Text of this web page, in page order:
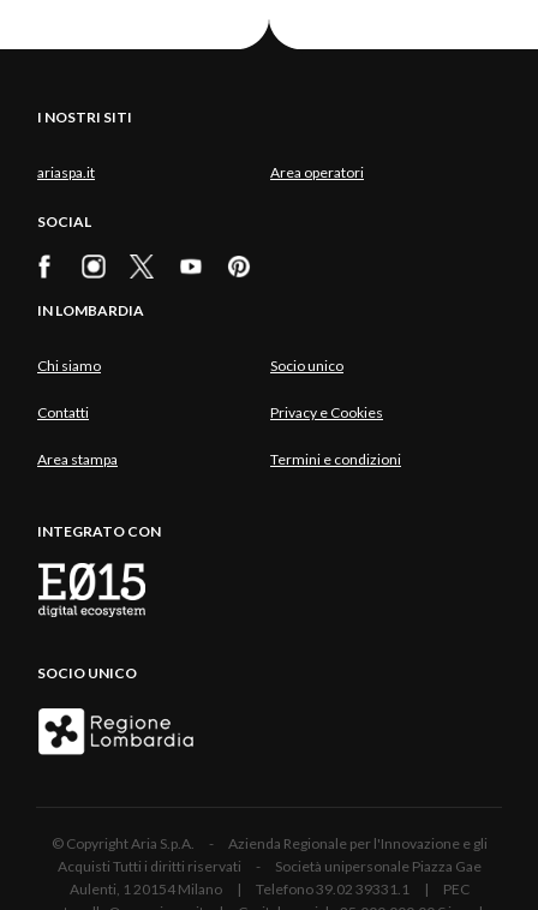
I NOSTRI SITI
ariaspa.it Area operatori
SOCIAL
IN LOMBARDIA
Chi siamo Socio unico
Contatti Privacy e Cookies
Area stampa Termini e condizioni
INTEGRATO CON
SOCIO UNICO
© Copyright Aria S.p.A. - Azienda Regionale per l'Innovazione e gli
Acquisti Tutti i diritti riservati - Società unipersonale Piazza Gae
Aulenti, 1 20154 Milano | Telefono 39.02 39331.1 | PEC